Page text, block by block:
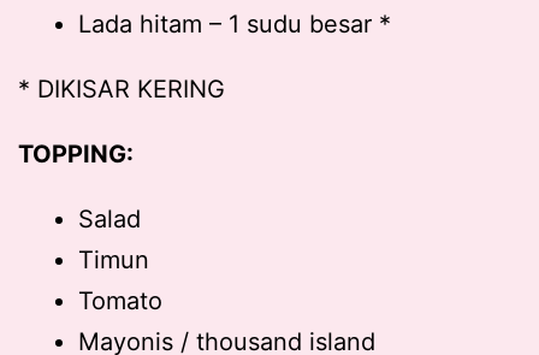
Lada hitam – 1 sudu besar *
* DIKISAR KERING
TOPPING:
Salad
Timun
Tomato
Mayonis / thousand island